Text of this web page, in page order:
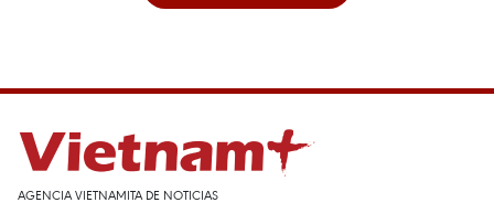
AGENCIA VIETNAMITA DE NOTICIAS